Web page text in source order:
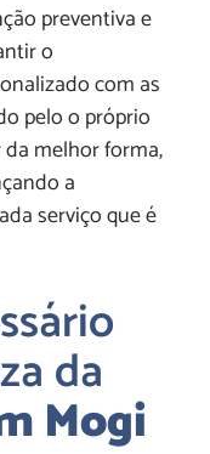
preventiva e
o
com as
pelo o próprio
melhor forma,
a
serviço que é
da
Mogi